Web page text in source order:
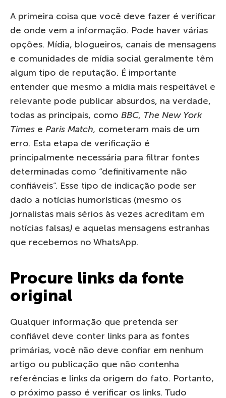
A primeira coisa que você deve fazer é verificar
de onde vem a informação. Pode haver várias
opções. Mídia, blogueiros, canais de mensagens
e comunidades de mídia social geralmente têm
algum tipo de reputação. É importante
entender que mesmo a mídia mais respeitável e
relevante pode publicar absurdos, na verdade,
todas as principais, como BBC, The New York
Times e Paris Match, cometeram mais de um
erro. Esta etapa de verificação é
principalmente necessária para filtrar fontes
determinadas como “definitivamente não
confiáveis”. Esse tipo de indicação pode ser
dado a notícias humorísticas (mesmo os
jornalistas mais sérios às vezes acreditam em
notícias falsas) e aquelas mensagens estranhas
que recebemos no WhatsApp.
Procure links da fonte
original
Qualquer informação que pretenda ser
confiável deve conter links para as fontes
primárias, você não deve confiar em nenhum
artigo ou publicação que não contenha
referências e links da origem do fato. Portanto,
o próximo passo é verificar os links. Tudo